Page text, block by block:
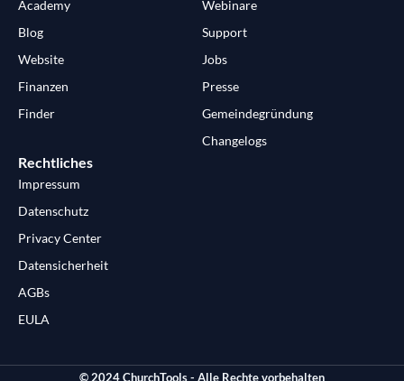
Academy
Blog
Website
Finanzen
Finder
Webinare
Support
Jobs
Presse
Gemeindegründung
Changelogs
Rechtliches
Impressum
Datenschutz
Privacy Center
Datensicherheit
AGBs
EULA
© 2024 ChurchTools - Alle Rechte vorbehalten